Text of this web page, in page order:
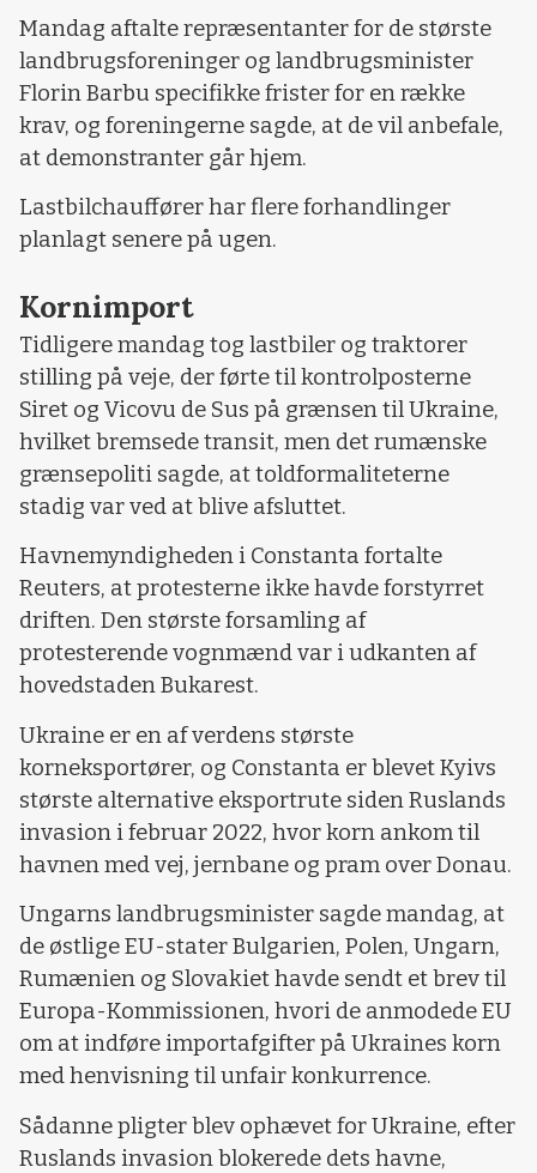
Mandag aftalte repræsentanter for de største
landbrugsforeninger og landbrugsminister
Florin Barbu specifikke frister for en række
krav, og foreningerne sagde, at de vil anbefale,
at demonstranter går hjem.
Lastbilchauffører har flere forhandlinger
planlagt senere på ugen.
Kornimport
Tidligere mandag tog lastbiler og traktorer
stilling på veje, der førte til kontrolposterne
Siret og Vicovu de Sus på grænsen til Ukraine,
hvilket bremsede transit, men det rumænske
grænsepoliti sagde, at toldformaliteterne
stadig var ved at blive afsluttet.
Havnemyndigheden i Constanta fortalte
Reuters, at protesterne ikke havde forstyrret
driften. Den største forsamling af
protesterende vognmænd var i udkanten af ​​
hovedstaden Bukarest.
Ukraine er en af ​​verdens største
korneksportører, og Constanta er blevet Kyivs
største alternative eksportrute siden Ruslands
invasion i februar 2022, hvor korn ankom til
havnen med vej, jernbane og pram over Donau.
Ungarns landbrugsminister sagde mandag, at
de østlige EU-stater Bulgarien, Polen, Ungarn,
Rumænien og Slovakiet havde sendt et brev til
Europa-Kommissionen, hvori de anmodede EU
om at indføre importafgifter på Ukraines korn
med henvisning til unfair konkurrence.
Sådanne pligter blev ophævet for Ukraine, efter
Ruslands invasion blokerede dets havne,